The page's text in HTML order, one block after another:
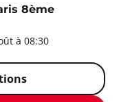
8ème
à 08:30